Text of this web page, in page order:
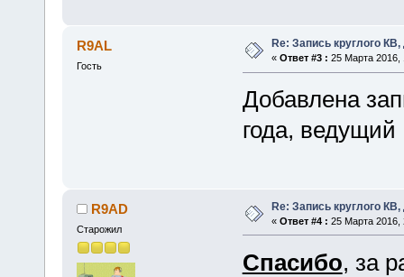
R9AL
Гость
Re: Запись круглого
« Ответ #3 : 25 Марта 2016,
Добавлена
года, ведущий
R9AD
Старожил
Re: Запись круглого
« Ответ #4 : 25 Марта 2016,
Спасибо, за